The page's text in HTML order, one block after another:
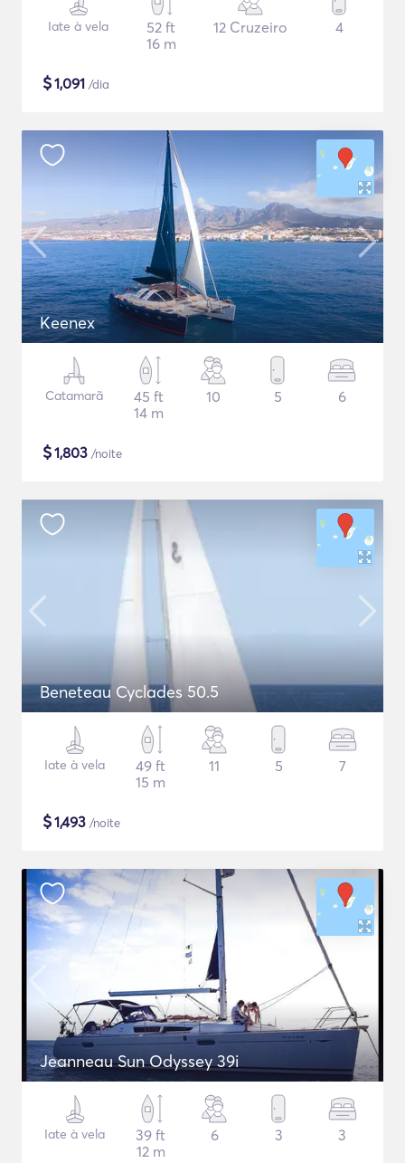
Iate à vela
52 ft
16 m
12 Cruzeiro 4
$1,091 /dia
Keenex
Catamarã
45 ft
14 m
10 5 6
$1,803 /noite
Beneteau Cyclades 50.5
Iate à vela
49 ft
15 m
11 5 7
$1,493 /noite
Jeanneau Sun Odyssey 39i
Iate à vela
39 ft
12 m
6 3 3